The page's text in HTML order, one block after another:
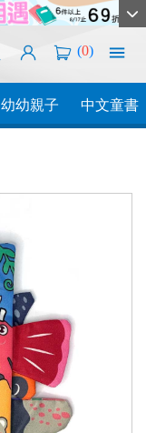
(0)
幼幼親子 中文童書